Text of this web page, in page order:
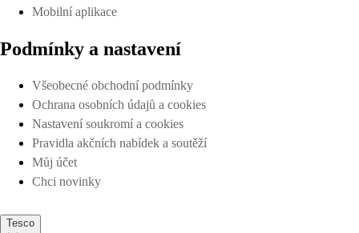
Mobilní aplikace
Podmínky a nastavení
Všeobecné obchodní podmínky
Ochrana osobních údajů a cookies
Nastavení soukromí a cookies
Pravidla akčních nabídek a soutěží
Můj účet
Chci novinky
Tesco